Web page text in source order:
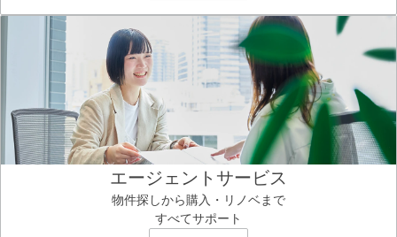
エージェントサービス
物件探しから購入・リノベまで
すべてサポート